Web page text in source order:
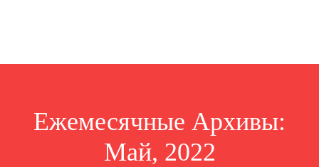
Ежемесячные Архивы:
Май, 2022